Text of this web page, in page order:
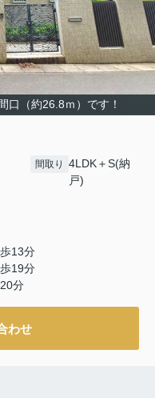
口（約26.8ｍ）です！
間取り
4LDK＋S(納
戸)
13分
19分
分
わせ